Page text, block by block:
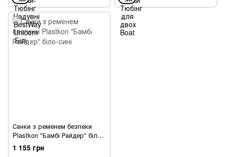
Санки з ременем безпеки
Plastkon "Бамбі Райдер" біло-
сині
1 155 грн